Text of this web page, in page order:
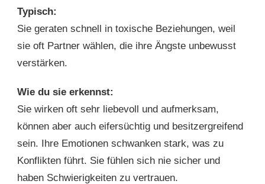
Typisch:
Sie geraten schnell in toxische Beziehungen, weil
sie oft Partner wählen, die ihre Ängste unbewusst
verstärken.
Wie du sie erkennst:
Sie wirken oft sehr liebevoll und aufmerksam,
können aber auch eifersüchtig und besitzergreifend
sein. Ihre Emotionen schwanken stark, was zu
Konflikten führt. Sie fühlen sich nie sicher und
haben Schwierigkeiten zu vertrauen.